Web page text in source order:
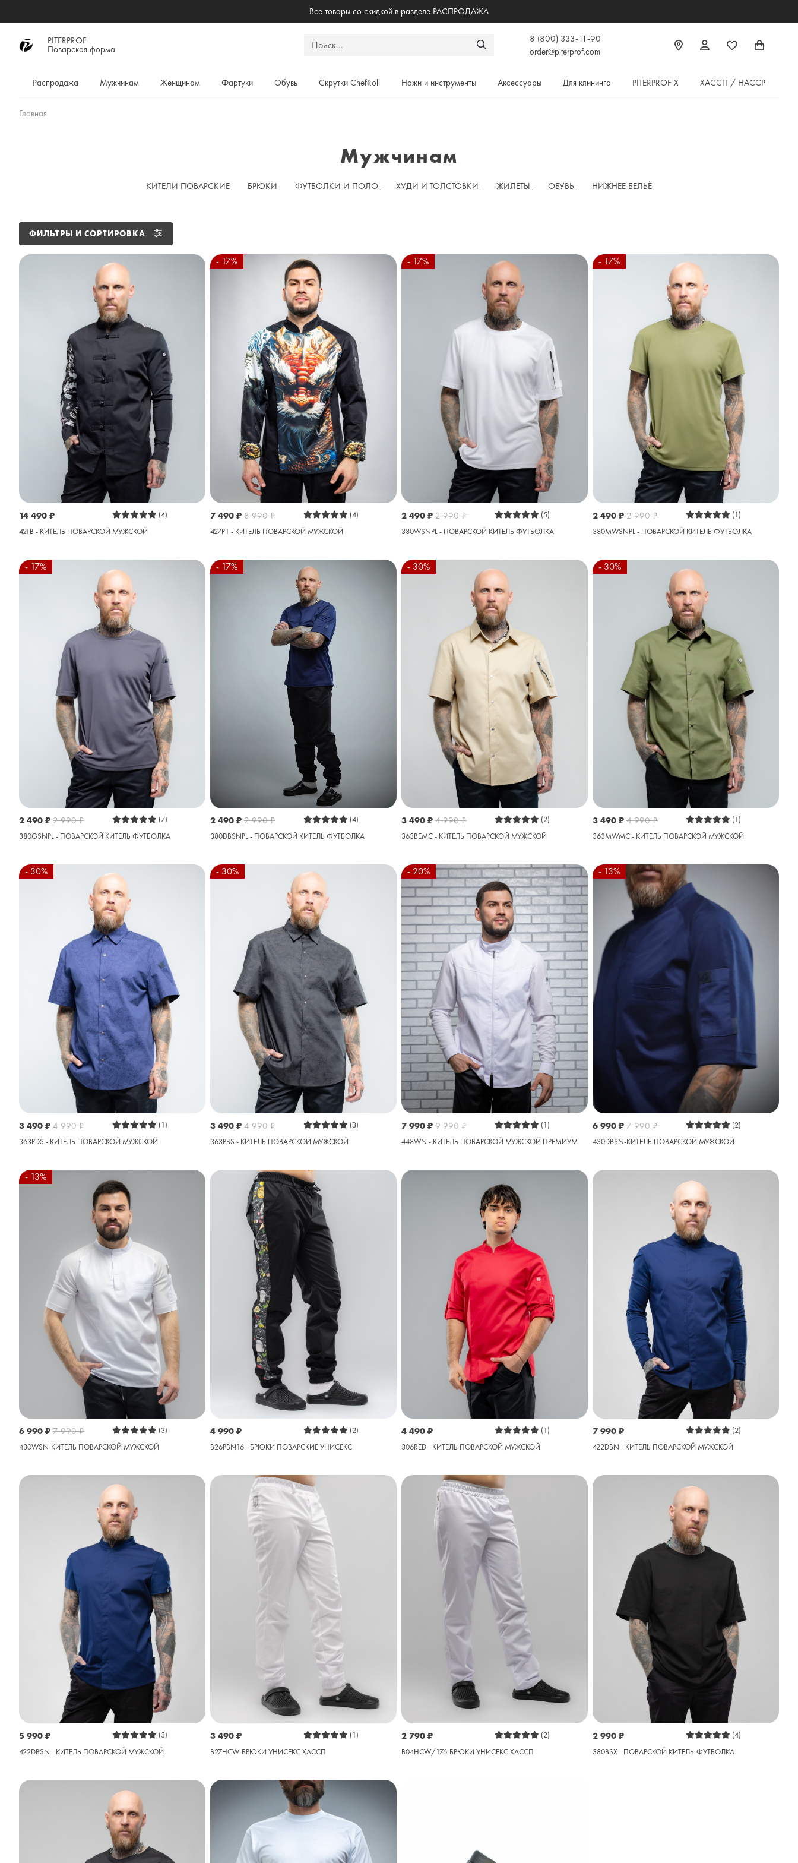
Все товары со скидкой в разделе РАСПРОДАЖА
PITERPROF
Поварская форма
8 (800) 333-11-90
order@piterprof.com
Распродажа Мужчинам Женщинам Фартуки Обувь Скрутки ChefRoll Ножи и инструменты Аксессуары Для клининга PITERPROF X ХАССП / HACCP
Главная
Мужчинам
КИТЕЛИ ПОВАРСКИЕ БРЮКИ ФУТБОЛКИ И ПОЛО ХУДИ И ТОЛСТОВКИ ЖИЛЕТЫ ОБУВЬ НИЖНЕЕ БЕЛЬЁ
ФИЛЬТРЫ И СОРТИРОВКА
14 490 ₽
(4)
421B - КИТЕЛЬ ПОВАРСКОЙ МУЖСКОЙ
- 17%
7 490 ₽ 8 990₽
(4)
427P1 - КИТЕЛЬ ПОВАРСКОЙ МУЖСКОЙ
- 17%
2 490 ₽ 2 990₽
(5)
380WSNPL - ПОВАРСКОЙ КИТЕЛЬ ФУТБОЛКА
- 17%
2 490 ₽ 2 990₽
(1)
380MWSNPL - ПОВАРСКОЙ КИТЕЛЬ ФУТБОЛКА
- 17%
2 490 ₽ 2 990₽
(7)
380GSNPL - ПОВАРСКОЙ КИТЕЛЬ ФУТБОЛКА
- 17%
2 490 ₽ 2 990₽
(4)
380DBSNPL - ПОВАРСКОЙ КИТЕЛЬ ФУТБОЛКА
- 30%
3 490 ₽ 4 990₽
(2)
363BEMC - КИТЕЛЬ ПОВАРСКОЙ МУЖСКОЙ
- 30%
3 490 ₽ 4 990₽
(1)
363MWMC - КИТЕЛЬ ПОВАРСКОЙ МУЖСКОЙ
- 30%
3 490 ₽ 4 990₽
(1)
363PDS - КИТЕЛЬ ПОВАРСКОЙ МУЖСКОЙ
- 30%
3 490 ₽ 4 990₽
(3)
363PBS - КИТЕЛЬ ПОВАРСКОЙ МУЖСКОЙ
- 20%
7 990 ₽ 9 990₽
(1)
448WN - КИТЕЛЬ ПОВАРСКОЙ МУЖСКОЙ ПРЕМИУМ
- 13%
6 990 ₽ 7 990₽
(2)
430DBSN-КИТЕЛЬ ПОВАРСКОЙ МУЖСКОЙ
- 13%
6 990 ₽ 7 990₽
(3)
430WSN-КИТЕЛЬ ПОВАРСКОЙ МУЖСКОЙ
4 990 ₽
(2)
B26PBN16 - БРЮКИ ПОВАРСКИЕ УНИСЕКС
4 490 ₽
(1)
306RED - КИТЕЛЬ ПОВАРСКОЙ МУЖСКОЙ
7 990 ₽
(2)
422DBN - КИТЕЛЬ ПОВАРСКОЙ МУЖСКОЙ
5 990 ₽
(3)
422DBSN - КИТЕЛЬ ПОВАРСКОЙ МУЖСКОЙ
3 490 ₽
(1)
B27HCW-БРЮКИ УНИСЕКС ХАССП
2 790 ₽
(2)
B04HCW/176-БРЮКИ УНИСЕКС ХАССП
2 990 ₽
(4)
380BSX - ПОВАРСКОЙ КИТЕЛЬ-ФУТБОЛКА